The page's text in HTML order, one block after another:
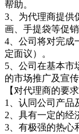
帮助。
3、为代理商提供
画、手提袋等促销
4、公司将对完成
定面议）。
5、公司在基本市
的市场推广及宣
【对代理商的要求
1、认同公司产品
2、具有一定的经
3、有极强的热心